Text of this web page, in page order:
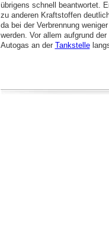
übrigens schnell beantwortet.
zu anderen Kraftstoffen
da bei der Verbrennung weniger
werden. Vor allem aufgrund
Autogas an der Tankstelle